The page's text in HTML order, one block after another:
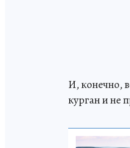
И, конечно,
курган и не